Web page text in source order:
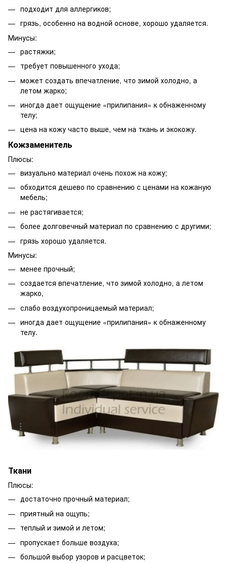
подходит для аллергиков;
грязь, особенно на водной основе, хорошо удаляется.
Минусы:
растяжки;
требует повышенного ухода;
может создать впечатление, что зимой холодно, а
летом жарко;
иногда дает ощущение «прилипания» к обнаженному
телу;
цена на кожу часто выше, чем на ткань и экокожу.
Кожзаменитель
Плюсы:
визуально материал очень похож на кожу;
обходится дешево по сравнению с ценами на кожаную
мебель;
не растягивается;
более долговечный материал по сравнению с другими;
грязь хорошо удаляется.
Минусы:
менее прочный;
создается впечатление, что зимой холодно, а летом
жарко,
слабо воздухопроницаемый материал;
иногда дает ощущение «прилипания» к обнаженному
телу.
Ткани
Плюсы:
достаточно прочный материал;
приятный на ощупь;
теплый и зимой и летом;
пропускает больше воздуха;
большой выбор узоров и расцветок;